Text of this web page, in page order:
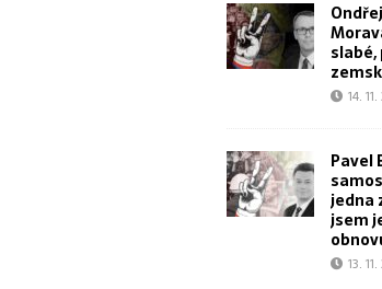
14.
Pavel
jedna
jsem
13.